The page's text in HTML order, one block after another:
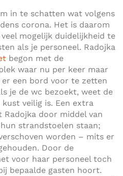
in te schatten wat volgens
corona. Het is daarom
mogelijk duidelijkheid te
als je personeel. Radojka
begon met de
waar nu per keer maar
er een bord voor te zetten
je de wc bezoekt, weet de
veilig is. Een extra
door middel van
strandstoelen staan;
worden – mits er
Door de
voor haar personeel toch
bepaalde gasten hoort.